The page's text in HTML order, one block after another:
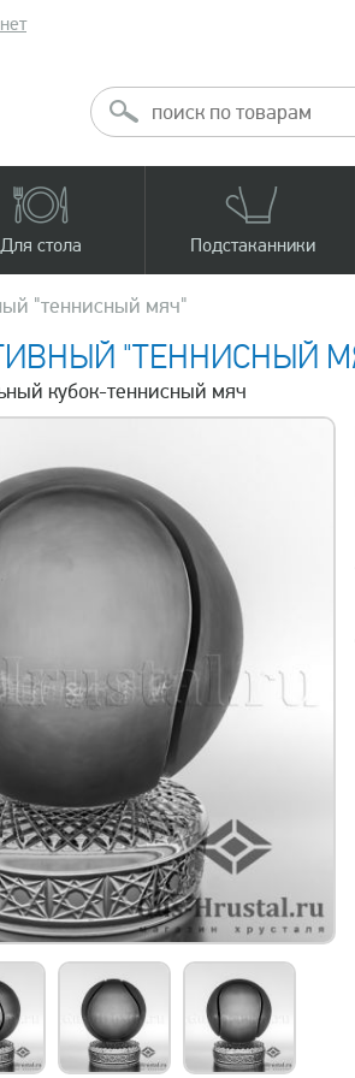
Для стола Подстаканники
"теннисный мяч"
"ТЕННИСНЫЙ
кубок-теннисный мяч